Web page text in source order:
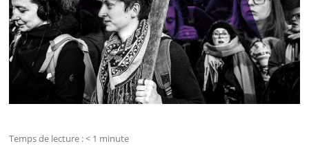
Temps de lecture :< 1 minute